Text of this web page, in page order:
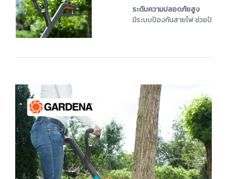
ระดับความปลอดภัยสูง
มีระบบป้องกันสายไฟ ช่วยป้องก